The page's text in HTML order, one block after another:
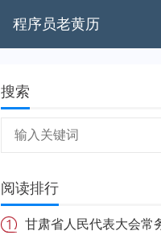
程序员老黄历
搜索
阅读排行